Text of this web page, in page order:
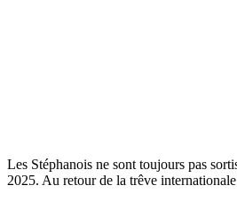
Les Stéphanois ne sont toujours pas
2025. Au retour de la trêve